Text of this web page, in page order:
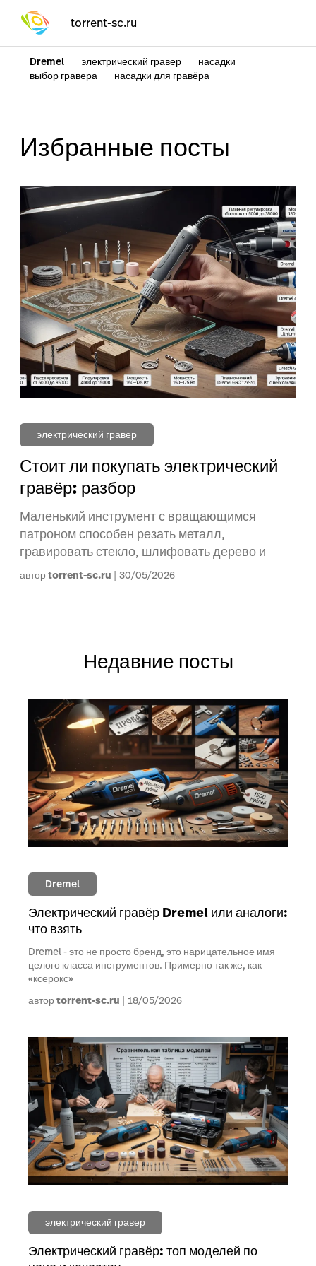
torrent-sc.ru
Dremel электрический гравер
насадки
выбор гравера
насадки для гравёра
Избранные посты
электрический гравер
Стоит ли покупать электрический
гравёр: разбор
Маленький инструмент с вращающимся
патроном способен резать металл,
гравировать стекло, шлифовать дерево и
авторtorrent-sc.ru 30/05/2026
Недавние посты
Dremel
Электрический гравёр Dremel или аналоги:
что взять
Dremel - это не просто бренд, это нарицательное имя
целого класса инструментов. Примерно так же, как
«ксерокс»
авторtorrent-sc.ru 18/05/2026
электрический гравер
Электрический гравёр: топ моделей по